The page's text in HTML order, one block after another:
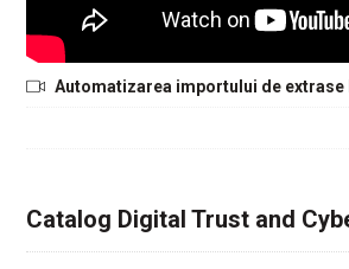
Automatizarea importului de extrase
Catalog Digital Trust and